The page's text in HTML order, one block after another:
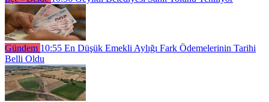
Gündem 10:55 En Düşük Emekli Aylığı Fark Ödemelerinin Tarihi
Belli Oldu